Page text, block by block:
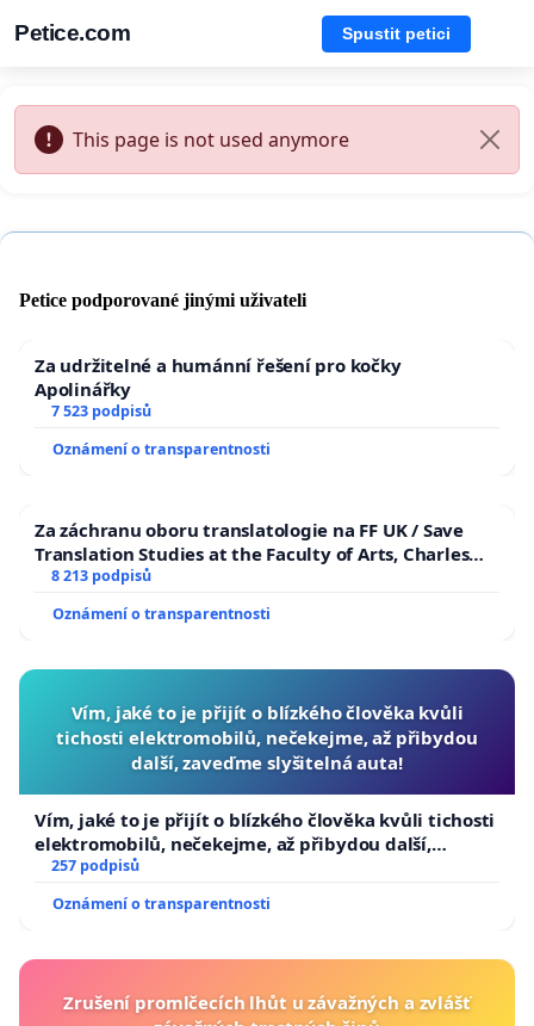
Petice.com Spustit petici
This page is not used anymore
Petice podporované jinými uživateli
Za udržitelné a humánní řešení pro kočky
Apolinářky
7 523 podpisů
Oznámení o transparentnosti
Za záchranu oboru translatologie na FF UK / Save
Translation Studies at the Faculty of Arts, Charles
University
8 213 podpisů
Oznámení o transparentnosti
Vím, jaké to je přijít o blízkého člověka kvůli
tichosti elektromobilů, nečekejme, až přibydou
další, zaveďme slyšitelná auta!
Vím, jaké to je přijít o blízkého člověka kvůli tichosti
elektromobilů, nečekejme, až přibydou další,
zaveďme slyšitelná auta!
257 podpisů
Oznámení o transparentnosti
Zrušení promlčecích lhůt u závažných a zvlášť